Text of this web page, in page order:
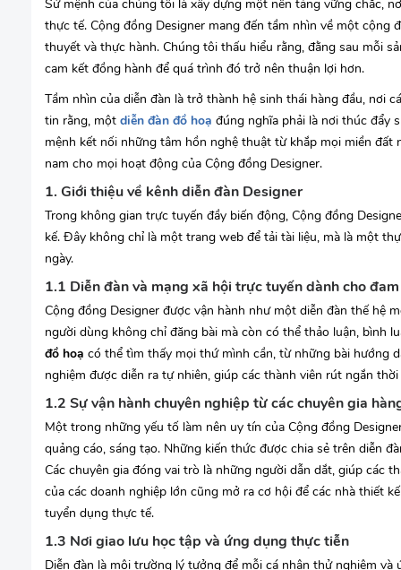
Sứ mệnh của chúng tôi là xây dựng một nền tảng vững chắc,
thực tế. Cộng đồng Designer mang đến tầm nhìn về một cộng
thuyết và thực hành. Chúng tôi thấu hiểu rằng, đằng sau mỗi
cam kết đồng hành để quá trình đó trở nên thuận lợi hơn.
Tầm nhìn của diễn đàn là trở thành hệ sinh thái hàng đầu, nơi
tin rằng, một diễn đàn đồ hoạ đúng nghĩa phải là nơi thúc đẩy
mệnh kết nối những tâm hồn nghệ thuật từ khắp mọi miền
nam cho mọi hoạt động của Cộng đồng Designer.
1. Giới thiệu về kênh diễn đàn Designer
Trong không gian trực tuyến đầy biến động, Cộng đồng
kế. Đây không chỉ là một trang web để tải tài liệu, mà là một
ngày.
1.1 Diễn đàn và mạng xã hội trực tuyến dành cho
Cộng đồng Designer được vận hành như một diễn đàn thế hệ
người dùng không chỉ đăng bài mà còn có thể thảo luận, bình
đồ hoạ có thể tìm thấy mọi thứ mình cần, từ những bài hướng
nghiệm được diễn ra tự nhiên, giúp các thành viên rút ngắn
1.2 Sự vận hành chuyên nghiệp từ các chuyên gia
Một trong những yếu tố làm nên uy tín của Cộng đồng
quảng cáo, sáng tạo. Những kiến thức được chia sẻ trên diễn
Các chuyên gia đóng vai trò là những người dẫn dắt, giúp các
của các doanh nghiệp lớn cũng mở ra cơ hội để các nhà thiết
tuyển dụng thực tế.
1.3 Nơi giao lưu học tập và ứng dụng thực tiễn
Diễn đàn là môi trường lý tưởng để mỗi cá nhân thử nghiệm